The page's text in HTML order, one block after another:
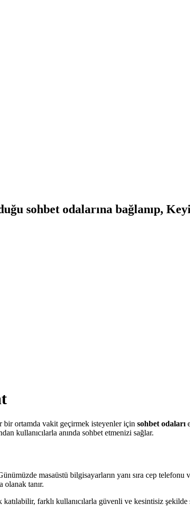
sohbet odalarına bağlanıp,
bir ortamda vakit geçirmek isteyenler için sohbet odaları
kullanıcılarla anında sohbet etmenizi sağlar.
masaüstü bilgisayarların yanı sıra cep
olanak tanır.
farklı kullanıcılarla güvenli ve kesintisiz